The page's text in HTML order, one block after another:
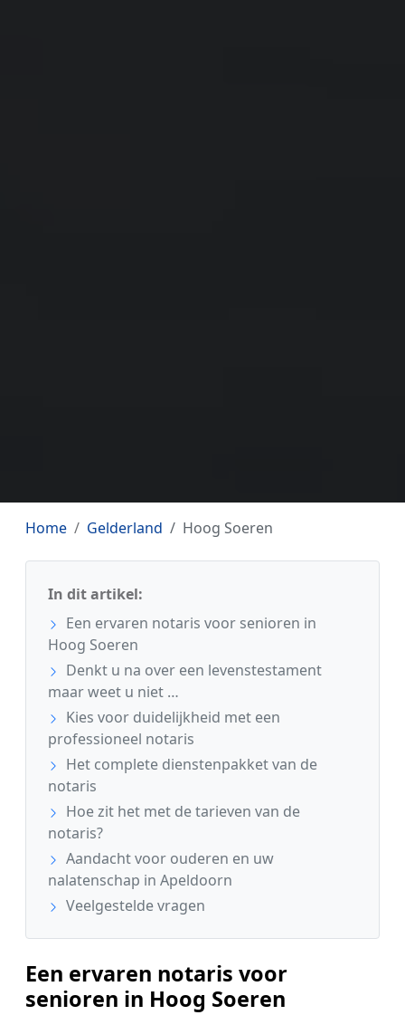
Home Gelderland Hoog Soeren
In dit artikel:
Een ervaren notaris voor senioren in
Hoog Soeren
Denkt u na over een levenstestament
maar weet u niet …
Kies voor duidelijkheid met een
professioneel notaris
Het complete dienstenpakket van de
notaris
Hoe zit het met de tarieven van de
notaris?
Aandacht voor ouderen en uw
nalatenschap in Apeldoorn
Veelgestelde vragen
Een ervaren notaris voor
senioren in Hoog Soeren